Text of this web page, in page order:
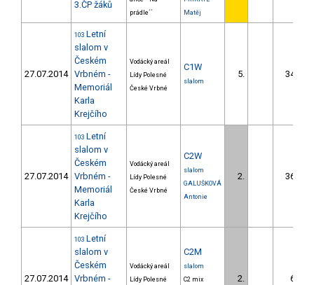
3.ČP žáků
prádle´´
Matěj
27.07.2014
103 Letní
slalom v
Českém
Vrbném -
Memoriál
Karla
Krejčího
Vodácký areál
Lídy Polesné
České Vrbné
C1W
slalom
5. 34.38
27.07.2014
103 Letní
slalom v
Českém
Vrbném -
Memoriál
Karla
Krejčího
Vodácký areál
Lídy Polesné
České Vrbné
C2W
slalom
GALUŠKOVÁ
Antonie
2. 36.06
27.07.2014
103 Letní
slalom v
Českém
Vrbném -
Vodácký areál
Lídy Polesné
C2M
slalom
C2 mix
2. 6.51